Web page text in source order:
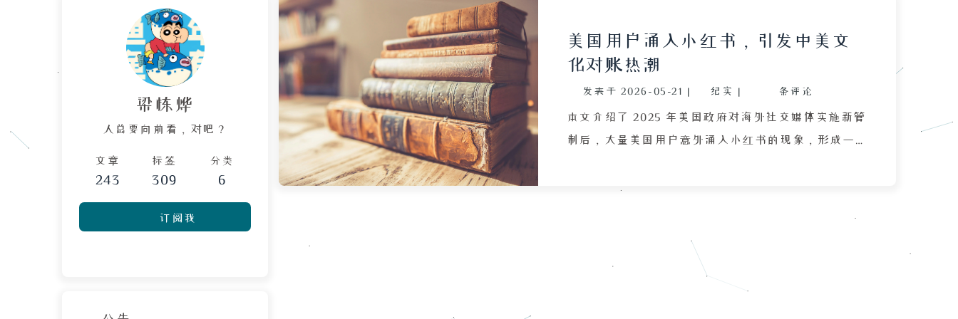
美国用户涌入小红书，引发中美文
化对账热潮
发表于 2026-05-21 | 纪实 | 条评论
本文介绍了 2025 年美国政府对海外社交媒体实施新管
制后，大量美国用户意外涌入小红书的现象，形成一
场，外国用户首次适应中国社区规则与语言环境，评
论区出现了程序员交流代码、英语教师免费教学、用
梁栋烨
人总要向前看，对吧？
文章
243
标签
309
分类
6
订阅我